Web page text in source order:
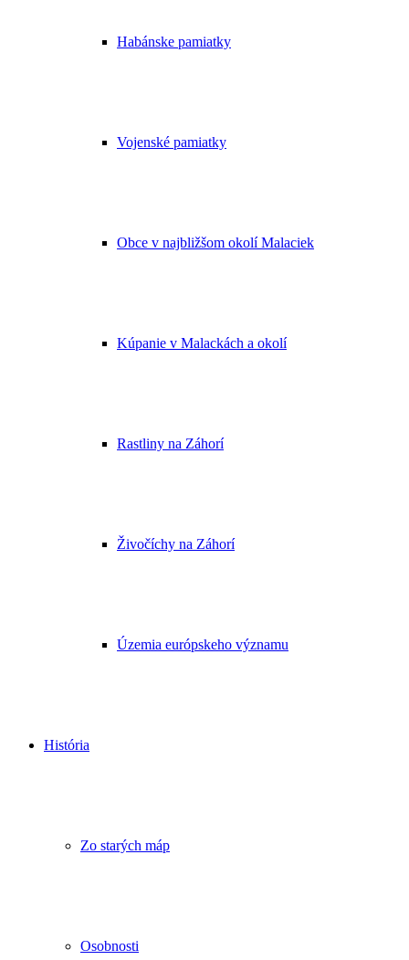
Habánske pamiatky
Vojenské pamiatky
Obce v najbližšom okolí Malaciek
Kúpanie v Malackách a okolí
Rastliny na Záhorí
Živočíchy na Záhorí
Územia európskeho významu
História
Zo starých máp
Osobnosti